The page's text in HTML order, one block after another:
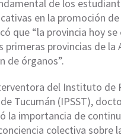
de los
en la promoción
que “la provincia hoy se
primeras provincias de la
de órganos”.
del Instituto de
Tucumán (IPSST),
la importancia de
colectiva sobre